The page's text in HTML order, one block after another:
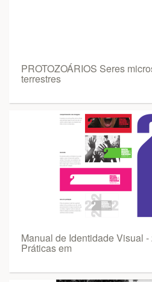
PROTOZOÁRIOS Seres
terrestres
Manual de Identidade Visual
Práticas em